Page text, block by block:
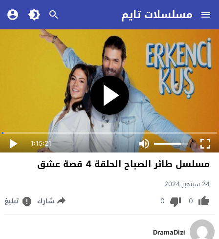
مسلسلات تايم
1:15:21
مسلسل طائر الصباح الحلقة 4 قصة عشق
24 سبتمبر 2024
0
0 شارك تبليغ
DramaDizi